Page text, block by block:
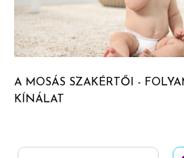
A MOSÁS SZAKÉRTŐI -
KÍNÁLAT